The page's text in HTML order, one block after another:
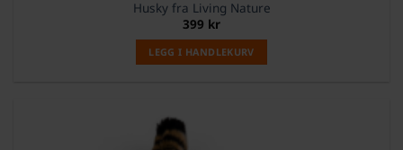
Husky fra Living Nature
399 kr
LEGG I HANDLEKURV